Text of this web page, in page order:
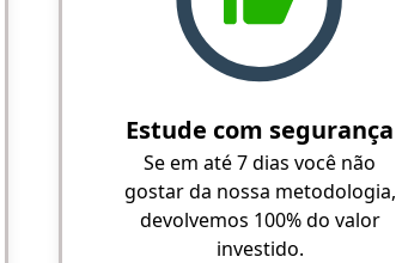
Estude com segurança
Se em até 7 dias você não
gostar da nossa metodologia,
devolvemos 100% do valor
investido.